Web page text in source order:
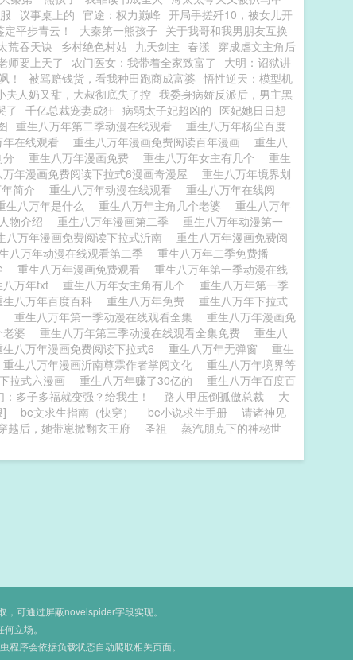
议事桌上的 官途：权力巅峰 开局手搓歼10，被女儿开
平步青云！ 大秦第一熊孩子 关于我哥和我男朋友互换
荒吞天诀 乡村绝色村姑 九天剑主 春漾 穿成虐文主角后
师要上天了 农门医女：我带着全家致富了
大明：诏狱讲
！ 被骂赔钱货，看我种田跑商成富婆 悟性逆天：模型机
夫人奶又甜，大叔彻底失了控 我委身病娇反派后，男主黑
了 千亿总裁宠妻成狂 病弱太子妃超凶的 医妃她日日想
重生八万年第二季动漫在线观看
重生八万年杨尘百度
在线观看 重生八万年漫画免费阅读百年漫画
重生八
重生八万年漫画免费 重生八万年女主有几个
重生
年漫画免费阅读下拉式6漫画奇漫屋
重生八万年境界划
简介 重生八万年动漫在线观看
重生八万年在线阅
生八万年是什么 重生八万年主角几个老婆
重生八万年
物介绍 重生八万年漫画第二季
重生八万年动漫第一
八万年漫画免费阅读下拉式沂南
重生八万年漫画免费阅
八万年动漫在线观看第二季
重生八万年二季免费播
重生八万年漫画免费观看
重生八万年第一季动漫在线
八万年txt 重生八万年女主角有几个
重生八万年第一季
生八万年百度百科 重生八万年免费
重生八万年下拉式
重生八万年第一季动漫在线观看全集
重生八万年漫画免
婆 重生八万年第三季动漫在线观看全集免费
重生八
生八万年漫画免费阅读下拉式6 重生八万年无弹窗
重生
重生八万年漫画沂南尊霖作者掌阅文化
重生八万年境界等
拉式六漫画 重生八万年赚了30亿的
重生八万年百度百
：多子多福就变强？给我生！ 路人甲压倒孤傲总裁
大
] be文求生指南（快穿） be小说求生手册
请诸神见
越后，她带崽掀翻玄王府 圣祖
蒸汽朋克下的神秘世
可通过屏蔽novelspider字段实现。
立场。
序会依据负载状态自动爬取相关页面。